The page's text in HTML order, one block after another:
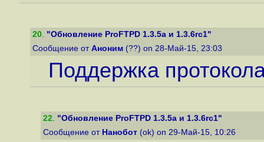
20. "Обновление ProFTPD 1.3.5a и 1.3.6rc1"
Сообщение от Аноним (??) on 28-Май-15, 23:03
Поддержка
22. "Обновление ProFTPD 1.3.5a и 1.3.6rc1"
Сообщение от Нанобот (ok) on 29-Май-15, 10:26